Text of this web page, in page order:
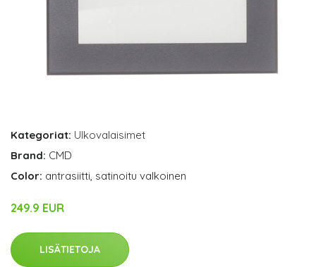
Kategoriat: Ulkovalaisimet
Brand: CMD
Color: antrasiitti, satinoitu valkoinen
249.9 EUR
LISÄTIETOJA